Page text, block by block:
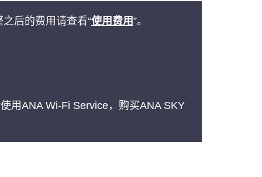
后的费用请查看“使用费用”。
用ANA Wi-Fi Service，购买ANA SKY